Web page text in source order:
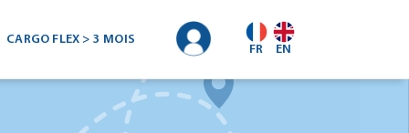
CARGO FLEX > 3 MOIS
FR EN